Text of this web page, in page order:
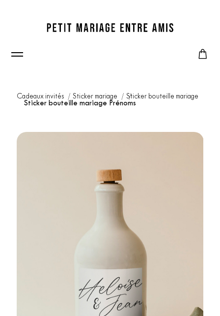
Cadeaux invités Sticker mariage
Sticker bouteille mariage
Sticker bouteille mariage Prénoms